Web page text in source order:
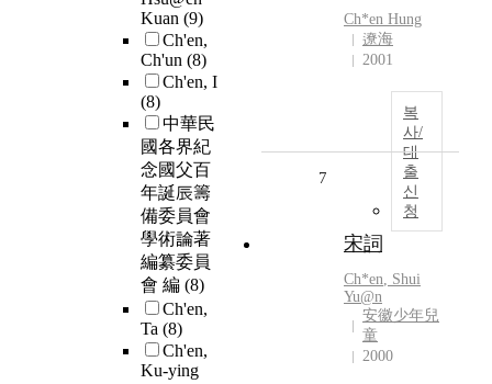
Kuan (9)
Ch'en,
Ch'un (8)
Ch'en, I
(8)
中華民
國各界紀
念國父百
年誕辰籌
備委員會
學術論著
編纂委員
會 編 (8)
Ch'en,
Ta (8)
Ch'en,
Ku-ying
Ch*en Hung
遼海
2001
복
사/
대
출
신
청
7
宋詞
Ch*en, Shui
Yu@n
安徽少年兒
童
2000